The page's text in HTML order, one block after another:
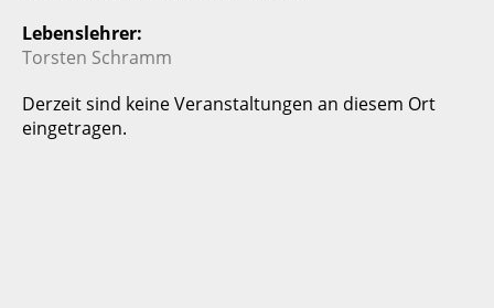
Lebenslehrer:
Torsten Schramm
Derzeit sind keine Veranstaltungen an diesem Ort
eingetragen.